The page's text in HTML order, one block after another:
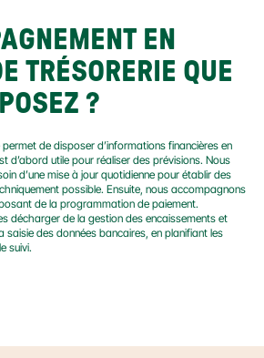
EN
TRÉSORERIE QUE
?
de disposer d’informations financières en
d’abord utile pour réaliser des prévisions. Nous
d’une mise à jour quotidienne pour établir des
possible. Ensuite, nous accompagnons
de la programmation de paiement.
décharger de la gestion des encaissements et
saisie des données bancaires, en planifiant les
suivi.